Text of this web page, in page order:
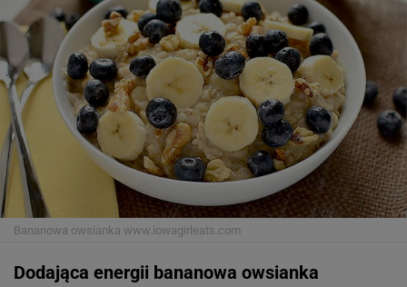
Bananowa owsianka www.iowagirleats.com
Dodająca energii bananowa owsianka